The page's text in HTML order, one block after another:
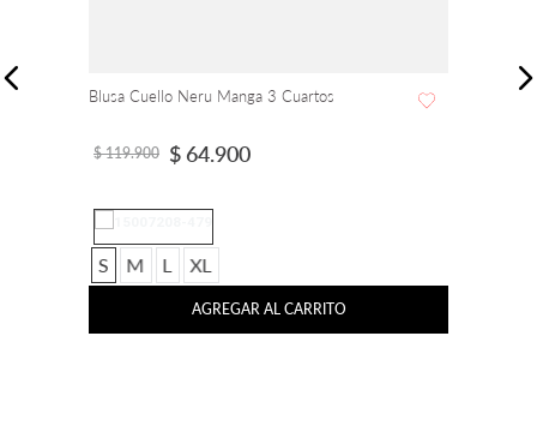
Blusa Cuello Neru Manga 3 Cuartos
$ 119.900 $ 64.900
S M L XL
AGREGAR AL CARRITO